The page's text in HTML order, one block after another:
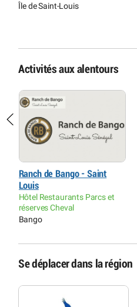
Île de Saint-Louis
Activités aux alentours
Ranch de Bango - Saint
Louis
Hôtel Restaurants Parcs et
réserves Cheval
Bango
Se déplacer dans la région